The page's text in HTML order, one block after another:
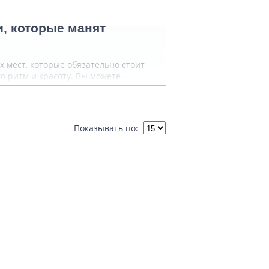
которые манят
мест, которые обязательно стоит
ритм и красоту. Вы можете
вас время.
прошлым остается живым
одним историческим памятником
но все еще самая
посетителям кристально
Показывать по: